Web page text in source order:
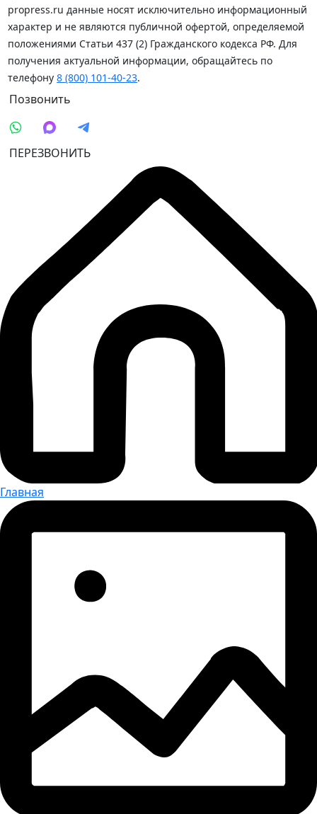
propress.ru данные носят исключительно информационный
характер и не являются публичной офертой, определяемой
положениями Статьи 437 (2) Гражданского кодекса РФ. Для
получения актуальной информации, обращайтесь по
телефону8 (800) 101-40-23.
Позвонить
ПЕРЕЗВОНИТЬ
Главная